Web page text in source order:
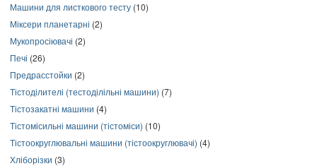
Машини для листкового тесту (10)
Міксери планетарні (2)
Мукопросіювачі (2)
Печі (26)
Предрасстойки (2)
Тістоділителі (тестоділільні машини) (7)
Тістозакатні машини (4)
Тістомісильні машини (тістоміси) (10)
Тістоокруглювальні машини (тістоокруглювачі) (4)
Хліборізки (3)